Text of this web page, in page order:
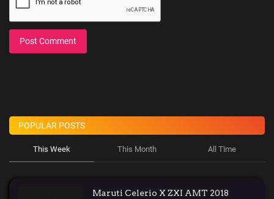
Post Comment
POPULAR POSTS
This Week This Month All Time
Maruti Celerio X ZXI AMT 2018